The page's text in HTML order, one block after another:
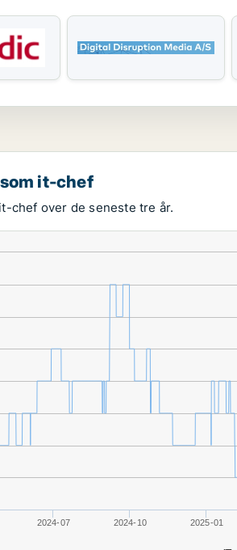
it-chef
chef over de seneste tre år.
2024-07 2024-10 2025-01